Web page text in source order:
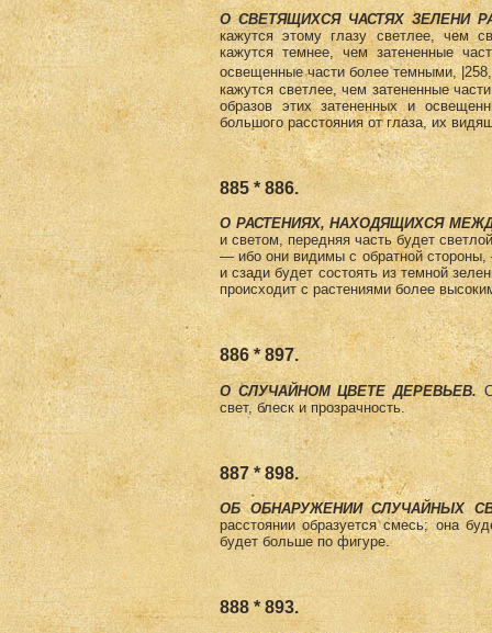
О СВЕТЯЩИХСЯ ЧАСТЯХ ЗЕЛЕНИ
кажутся этому глазу светлее, чем
кажутся темнее, чем затененные
освещенные части более темными, |258,
кажутся светлее, чем затененные
образов этих затененных и
большого расстояния от глаза, их
885 * 886.
О РАСТЕНИЯХ, НАХОДЯЩИХСЯ
и светом, передняя часть будет
— ибо они видимы с обратной
и сзади будет состоять из темной
происходит с растениями более
886 * 897.
О СЛУЧАЙНОМ ЦВЕТЕ ДЕРЕВЬЕВ.
свет, блеск и прозрачность.
887 * 898.
ОБ ОБНАРУЖЕНИИ СЛУЧАЙНЫХ
расстоянии образуется смесь; она
будет больше по фигуре.
888 * 893.